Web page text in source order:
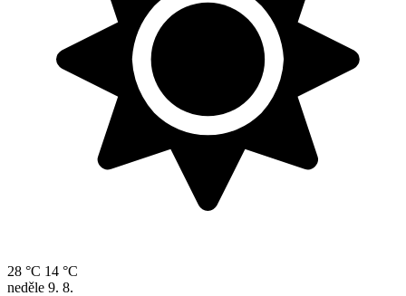
28 °C 14 °C
neděle 9. 8.